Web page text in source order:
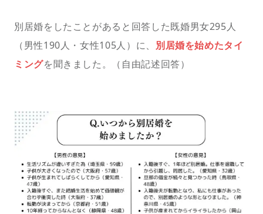
別居婚をしたことがあると回答した既婚男女295人
（男性190人・女性105人）に、 別居婚を始めたタイ
ミングを聞きました。（自由記述回答）